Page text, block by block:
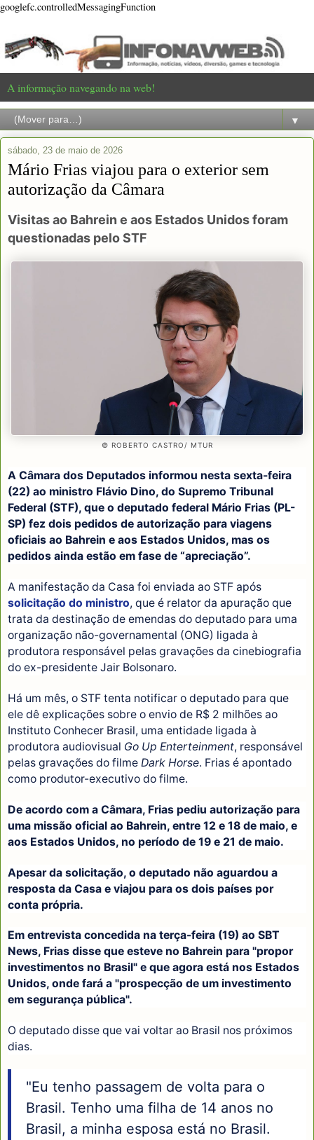
googlefc.controlledMessagingFunction
A informação navegando na web!
▼
sábado, 23 de maio de 2026
Mário Frias viajou para o exterior sem
autorização da Câmara
Visitas ao Bahrein e aos Estados Unidos foram
questionadas pelo STF
© ROBERTO CASTRO/ MTUR
A Câmara dos Deputados informou nesta sexta-feira
(22) ao ministro Flávio Dino, do Supremo Tribunal
Federal (STF), que o deputado federal Mário Frias (PL-
SP) fez dois pedidos de autorização para viagens
oficiais ao Bahrein e aos Estados Unidos, mas os
pedidos ainda estão em fase de “apreciação”.
A manifestação da Casa foi enviada ao STF após
solicitação do ministro, que é relator da apuração que
trata da destinação de emendas do deputado para uma
organização não-governamental (ONG) ligada à
produtora responsável pelas gravações da cinebiografia
do ex-presidente Jair Bolsonaro.
Há um mês, o STF tenta notificar o deputado para que
ele dê explicações sobre o envio de R$ 2 milhões ao
Instituto Conhecer Brasil, uma entidade ligada à
produtora audiovisual Go Up Enterteinment, responsável
pelas gravações do filme Dark Horse. Frias é apontado
como produtor-executivo do filme.
De acordo com a Câmara, Frias pediu autorização para
uma missão oficial ao Bahrein, entre 12 e 18 de maio, e
aos Estados Unidos, no período de 19 e 21 de maio.
Apesar da solicitação, o deputado não aguardou a
resposta da Casa e viajou para os dois países por
conta própria.
Em entrevista concedida na terça-feira (19) ao SBT
News, Frias disse que esteve no Bahrein para "propor
investimentos no Brasil" e que agora está nos Estados
Unidos, onde fará a "prospecção de um investimento
em segurança pública".
O deputado disse que vai voltar ao Brasil nos próximos
dias.
"Eu tenho passagem de volta para o
Brasil. Tenho uma filha de 14 anos no
Brasil, a minha esposa está no Brasil.